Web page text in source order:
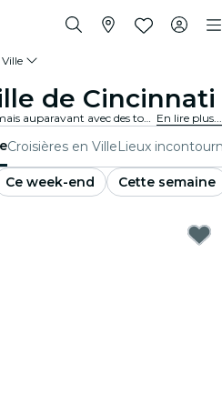
de Cincinnati
Expérimente Cincinnati comme jamais auparavant avec des tours de la ville et des forfaits de visite. En explorant les lieux emblématiques, les trésors cachés et les points incontournables locaux de Cincinnati, tu découvriras les histoires qui donnent vie à la ville. En lire plus...
Croisières en VilleLieux
Ce week-end
Cette semaine